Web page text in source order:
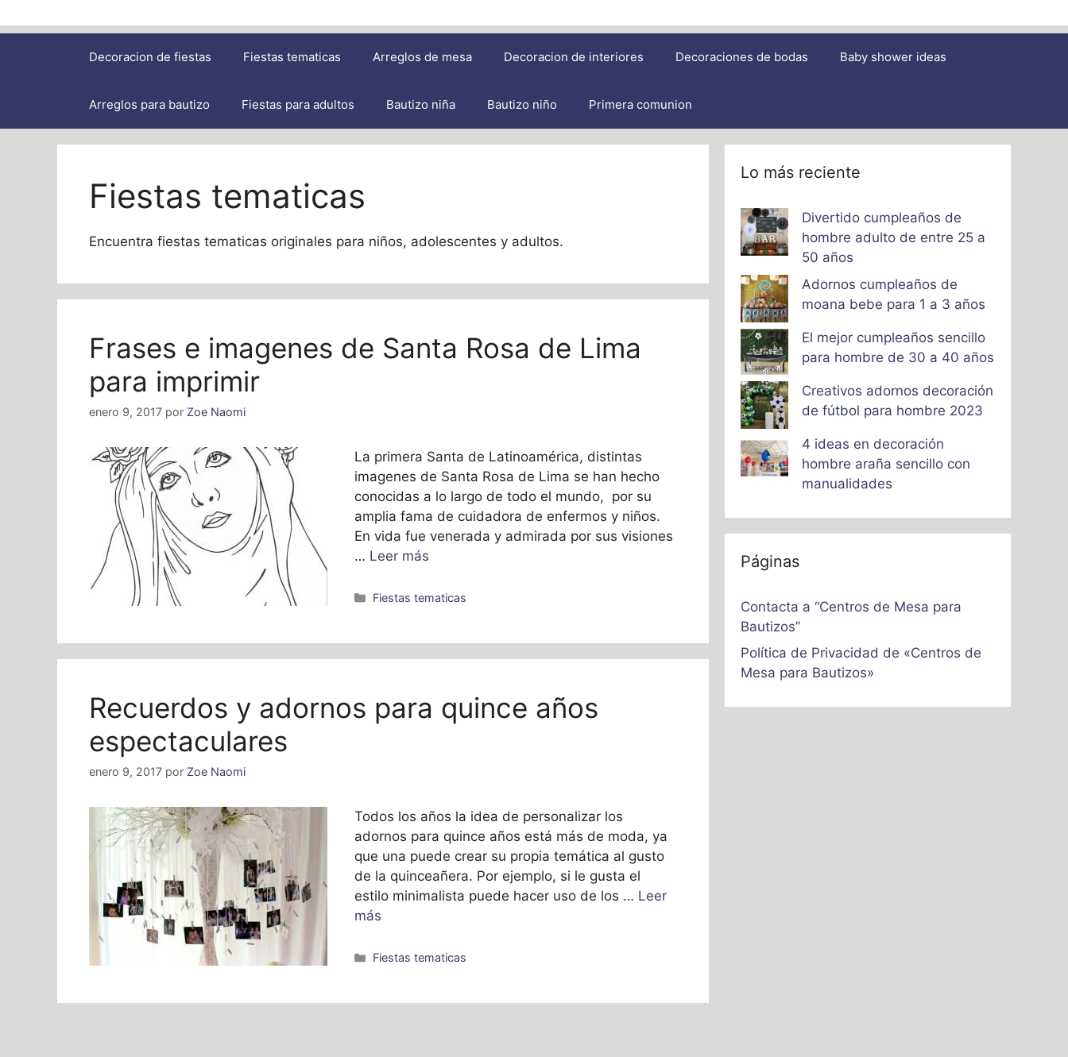
Decoracion de fiestas Fiestas tematicas Arreglos de mesa Decoracion de interiores Decoraciones de bodas Baby shower ideas
Arreglos para bautizo Fiestas para adultos Bautizo niña Bautizo niño Primera comunion
Fiestas tematicas
Encuentra fiestas tematicas originales para niños, adolescentes y adultos.
Frases e imagenes de Santa Rosa de Lima
para imprimir
enero 9, 2017 por Zoe Naomi
La primera Santa de Latinoamérica, distintas
imagenes de Santa Rosa de Lima se han hecho
conocidas a lo largo de todo el mundo, por su
amplia fama de cuidadora de enfermos y niños.
En vida fue venerada y admirada por sus visiones
… Leer más
Categorías
Fiestas tematicas
Recuerdos y adornos para quince años
espectaculares
enero 9, 2017 por Zoe Naomi
Todos los años la idea de personalizar los
adornos para quince años está más de moda, ya
que una puede crear su propia temática al gusto
de la quinceañera. Por ejemplo, si le gusta el
estilo minimalista puede hacer uso de los … Leer
más
Categorías
Fiestas tematicas
Lo más reciente
Divertido cumpleaños de
hombre adulto de entre 25 a
50 años
Adornos cumpleaños de
moana bebe para 1 a 3 años
El mejor cumpleaños sencillo
para hombre de 30 a 40 años
Creativos adornos decoración
de fútbol para hombre 2023
4 ideas en decoración
hombre araña sencillo con
manualidades
Páginas
Contacta a “Centros de Mesa para
Bautizos”
Política de Privacidad de «Centros de
Mesa para Bautizos»